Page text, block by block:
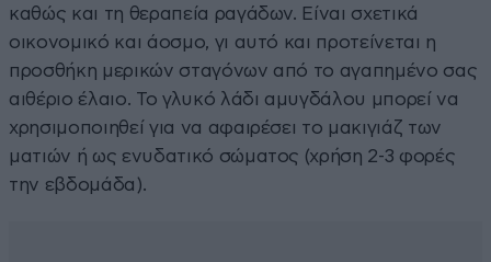
καθώς και τη θεραπεία ραγάδων. Είναι σχετικά
οικονομικό και άοσμο, γι αυτό και προτείνεται η
προσθήκη μερικών σταγόνων από το αγαπημένο σας
αιθέριο έλαιο. Το γλυκό λάδι αμυγδάλου μπορεί να
χρησιμοποιηθεί για να αφαιρέσει το μακιγιάζ των
ματιών ή ως ενυδατικό σώματος (χρήση 2-3 φορές
την εβδομάδα).